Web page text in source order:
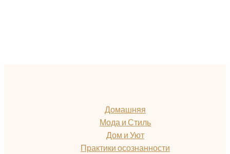
Домашняя
Мода и Стиль
Дом и Уют
Практики осознанности